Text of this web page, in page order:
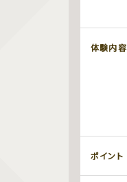
体験内容
ポイント